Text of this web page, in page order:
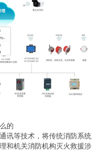
的
讯等技术，将传统消防系统
和机关消防机构灭火救援涉